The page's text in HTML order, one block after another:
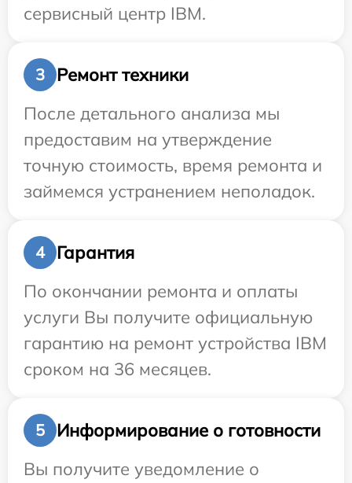
сервисный центр IBM.
3
Ремонт техники
После детального анализа мы
предоставим на утверждение
точную стоимость, время ремонта и
займемся устранением неполадок.
4
Гарантия
По окончании ремонта и оплаты
услуги Вы получите официальную
гарантию на ремонт устройства IBM
сроком на 36 месяцев.
5
Информирование о готовности
Вы получите уведомление о